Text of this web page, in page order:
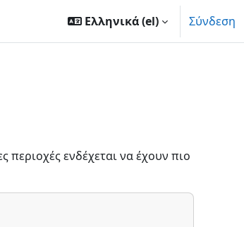
Ελληνικά ‎(el)‎ Σύνδεση
περιοχές ενδέχεται να έχουν πιο